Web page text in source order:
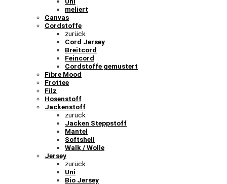
meliert
Canvas
Cordstoffe
zurück
Cord Jersey
Breitcord
Feincord
Cordstoffe gemustert
Fibre Mood
Frottee
Filz
Hosenstoff
Jackenstoff
zurück
Jacken Steppstoff
Mantel
Softshell
Walk / Wolle
Jersey
zurück
Uni
Bio Jersey